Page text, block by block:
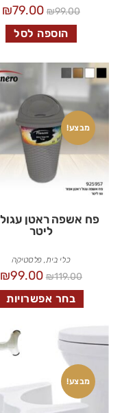
₪99.00
₪79.00
הוספה לסל
מבצע!
ליטר
כלי בית פלסטיקה
₪119.00
₪99.00
בחר אפשרויות
מבצע!